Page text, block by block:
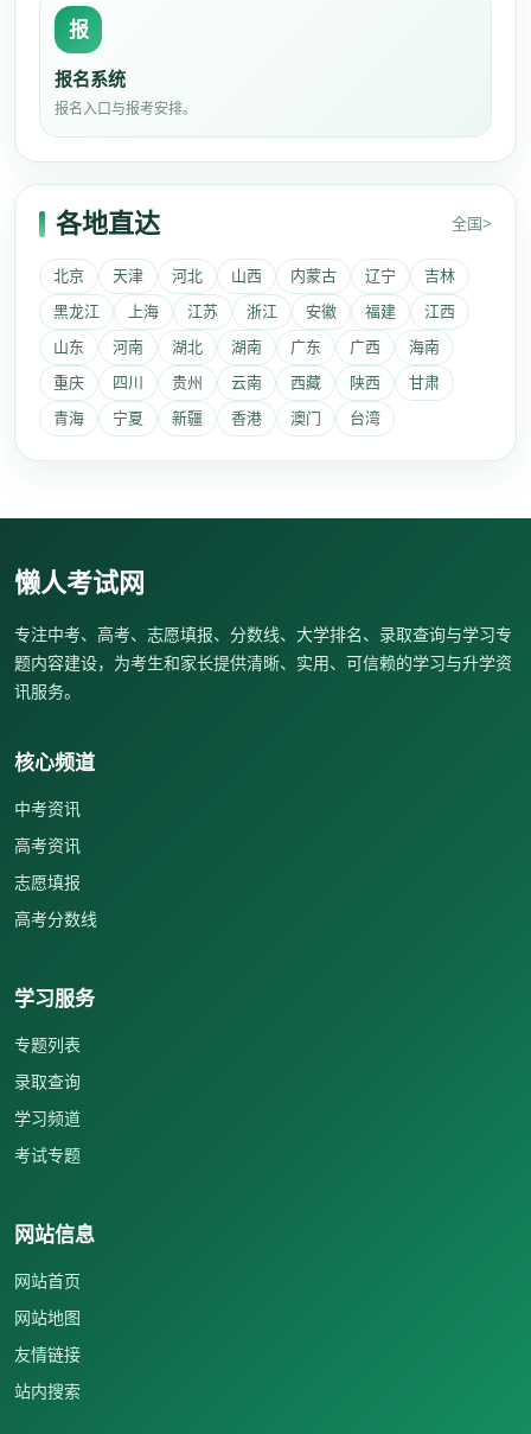
报
报名系统
报名入口与报考安排。
各地直达 全国>
北京 天津 河北 山西 内蒙古 辽宁
吉林
黑龙江
上海 江苏 浙江 安徽 福建
江西
山东
河南 湖北 湖南 广东 广西
海南
重庆
四川 贵州 云南 西藏 陕西
甘肃
青海
宁夏 新疆 香港 澳门 台湾
懒人考试网
专注中考、高考、志愿填报、分数线、大学排名、录取查询与学习专
题内容建设，为考生和家长提供清晰、实用、可信赖的学习与升学资
讯服务。
核心频道
中考资讯
高考资讯
志愿填报
高考分数线
学习服务
专题列表
录取查询
学习频道
考试专题
网站信息
网站首页
网站地图
友情链接
站内搜索